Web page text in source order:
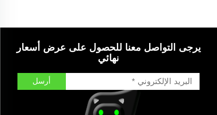
يرجى التواصل معنا للحصول على عرض أسعار
نهائي
أرسل